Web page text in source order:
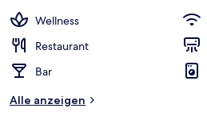
Wellness
Restaurant
Bar
Alle anzeigen